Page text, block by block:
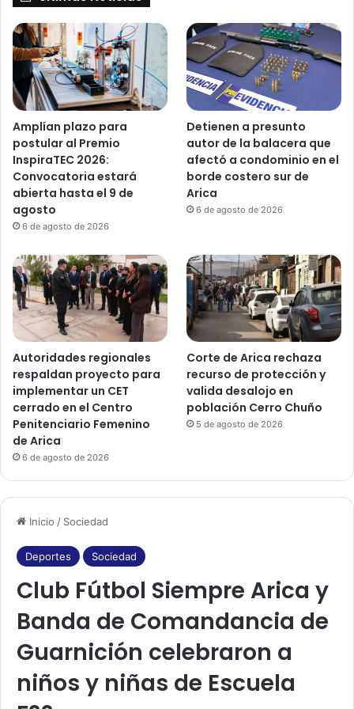
Inicio / Sociedad
Deportes Sociedad
Club Fútbol Siempre Arica y
Banda de Comandancia de
Guarnición celebraron a
niños y niñas de Escuela
Amplían plazo para
postular al Premio
InspiraTEC 2026:
Convocatoria estará
abierta hasta el 9 de
agosto
6 de agosto de 2026
Detienen a presunto
autor de la balacera que
afectó a condominio en el
borde costero sur de
Arica
6 de agosto de 2026
Autoridades regionales
respaldan proyecto para
implementar un CET
cerrado en el Centro
Penitenciario Femenino
de Arica
6 de agosto de 2026
Corte de Arica rechaza
recurso de protección y
valida desalojo en
población Cerro Chuño
5 de agosto de 2026